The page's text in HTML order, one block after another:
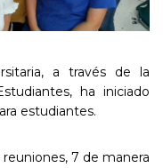
a través de la
ha iniciado
estudiantes.
7 de manera